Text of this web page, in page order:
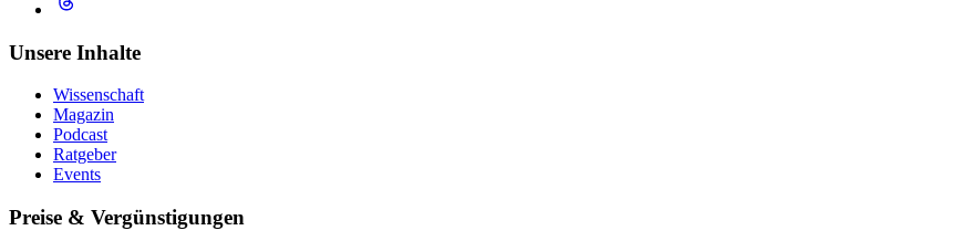
Unsere Inhalte
Wissenschaft
Magazin
Podcast
Ratgeber
Events
Preise & Vergünstigungen